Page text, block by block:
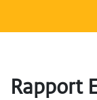
Rapport